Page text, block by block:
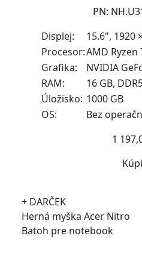
PN:
Displej:
15.6", 1920
Procesor:AMD Ryzen
Grafika:
NVIDIA
RAM:
16 GB,
Úložisko: 1000 GB
OS:
Bez
1
+ DARČEK
Herná myška Acer Nitro
Batoh pre notebook